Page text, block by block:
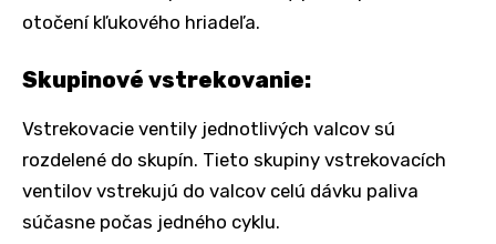
otočení kľukového hriadeľa.
Skupinové vstrekovanie:
Vstrekovacie ventily jednotlivých valcov sú
rozdelené do skupín. Tieto skupiny vstrekovacích
ventilov vstrekujú do valcov celú dávku paliva
súčasne počas jedného cyklu.